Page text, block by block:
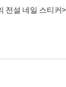
전설 네일 스티커>